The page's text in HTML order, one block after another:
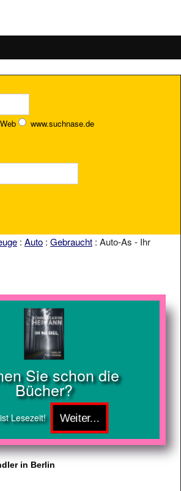
Web www.suchnase.de
: Auto : Gebraucht : Auto-As - Ihr
Sie schon die
Bücher?
Lesezeit!
in Berlin